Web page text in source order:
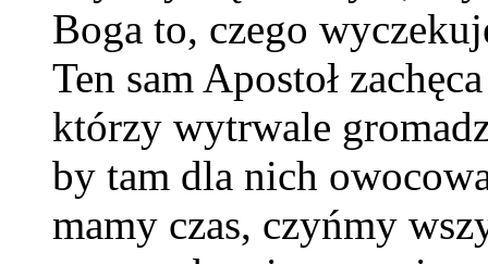
Boga to, czego
Ten sam Apostoł
którzy wytrwale
by tam dla nich
mamy czas, czyńmy